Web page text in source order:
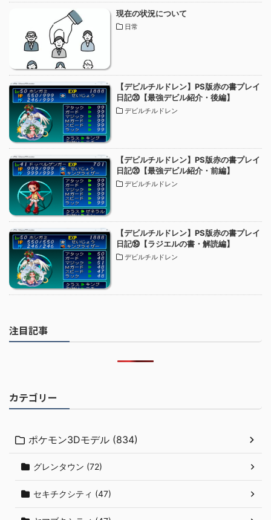
現在の状況について
日常
【デビルチルドレン】PS版赤の書プレイ
日記⑳【最強デビル紹介・後編】
デビルチルドレン
【デビルチルドレン】PS版赤の書プレイ
日記⑳【最強デビル紹介・前編】
デビルチルドレン
【デビルチルドレン】PS版赤の書プレイ
日記⑲【ラジエルの書・解読編】
デビルチルドレン
注目記事
カテゴリー
ポケモン3Dモデル (834)
グレンタウン (72)
セキチクシティ (47)